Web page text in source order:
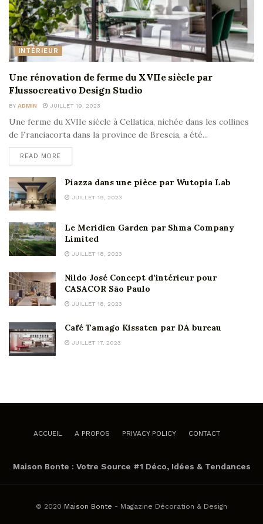
INTÉRIEUR
Une rénovation de ferme du XVIIe siècle par
Flussocreativo Design Studio
BY ADMIN JUILLET 19, 2023
Une ferme du XVIIe siècle à Cellatica, nichée dans les collines
de Franciacorta dans la province de Brescia, a été...
READ MORE
Piazza dans une pièce par Wutopia Lab
JUILLET 19, 2023
Le Meridien Garden par Shma Company
Limited
JUILLET 18, 2023
Nildo José Concept d’intérieur pour
CASACOR São Paulo
JUILLET 18, 2023
Café Tamago Kissaten par DA bureau
JUILLET 17, 2023
ACCUEIL A PROPOS PRIVACY POLICY CONTACT
Maison Bonte : Votre Source #1 Déco, Idées & Tendances
© 2020 Maison Bonte - Magazine Décoration & Design